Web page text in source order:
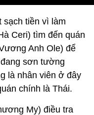
sạch tiền vì làm
Ceri) tìm đến quán
Anh Ole) để
sơn tường
là nhân viên ở đây
chính là Thái.
My) điều tra